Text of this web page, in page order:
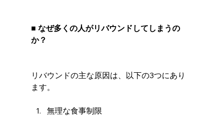
■ なぜ多くの人がリバウンドしてしまうの
か？
リバウンドの主な原因は、以下の3つにあり
ます。
無理な食事制限